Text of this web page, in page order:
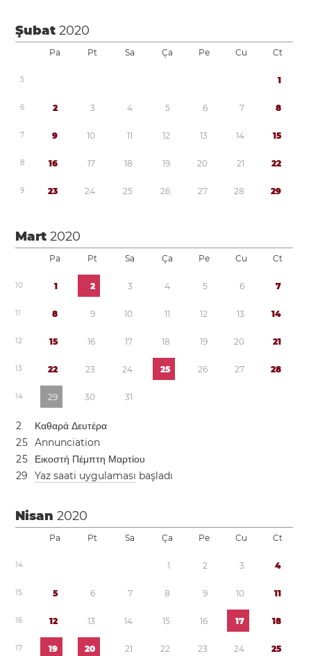
Şubat2020
Pa Pt Sa Ça Pe Cu Ct
5 1
6 2 3 4 5 6 7 8
7 9 10 11 12 13 14 15
8 16 17 18 19 20 21 22
9 23 24 25 26 27 28 29
Mart2020
Pa Pt Sa Ça Pe Cu Ct
10 1 2 3 4 5 6 7
11 8 9 10 11 12 13 14
12 15 16 17 18 19 20 21
13 22 23 24 25 26 27 28
14 29 30 31
2
Καθαρά Δευτέρα
25 Annunciation
25
Εικοστή Πέμπτη Μαρτίου
29 Yaz saati uygulaması başladı
Nisan2020
Pa Pt Sa Ça Pe Cu Ct
14 1 2 3 4
15 5 6 7 8 9 10 11
16 12 13 14 15 16 17 18
17 19 20 21 22 23 24 25